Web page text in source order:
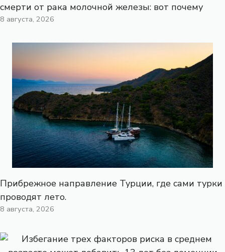
смерти от рака молочной железы: вот почему
8 августа, 2026
Прибрежное направление Турции, где сами турки
проводят лето.
8 августа, 2026